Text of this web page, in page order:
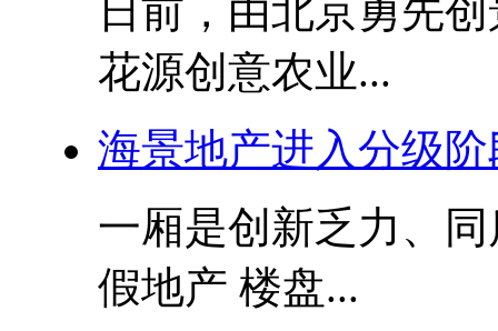
日前，由北京勇先
花源创意农业...
海景地产进入分级阶
一厢是创新乏力、
假地产 楼盘...